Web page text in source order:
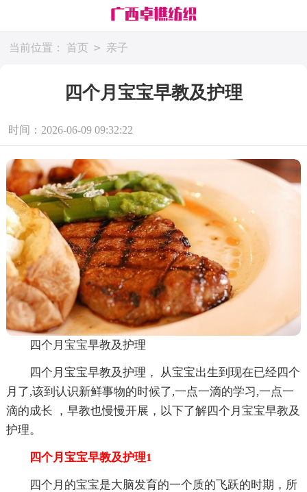
当前位置： 首页 > 亲子
四个月宝宝早教及护理
时间：2026-06-09 09:32:22
四个月宝宝早教及护理
四个月宝宝早教及护理， 从宝宝出生到现在已经四个
月了,该到认识新鲜事物的时候了,一点一滴的学习,一点一
滴的成长 ，早教也慢慢开展，以下了解四个月宝宝早教及
护理。
四个月宝宝早教及护理1
四个月的宝宝是大脑发育的一个质的飞跃的时期，所